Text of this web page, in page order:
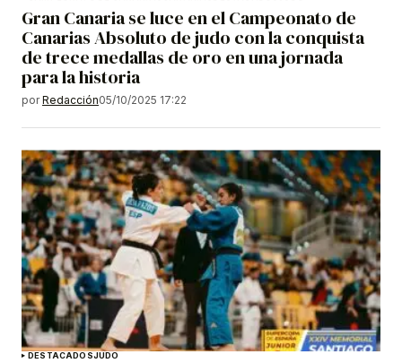
Gran Canaria se luce en el Campeonato de
Canarias Absoluto de judo con la conquista
de trece medallas de oro en una jornada
para la historia
por Redacción05/10/2025 17:22
DESTACADOSJUDO